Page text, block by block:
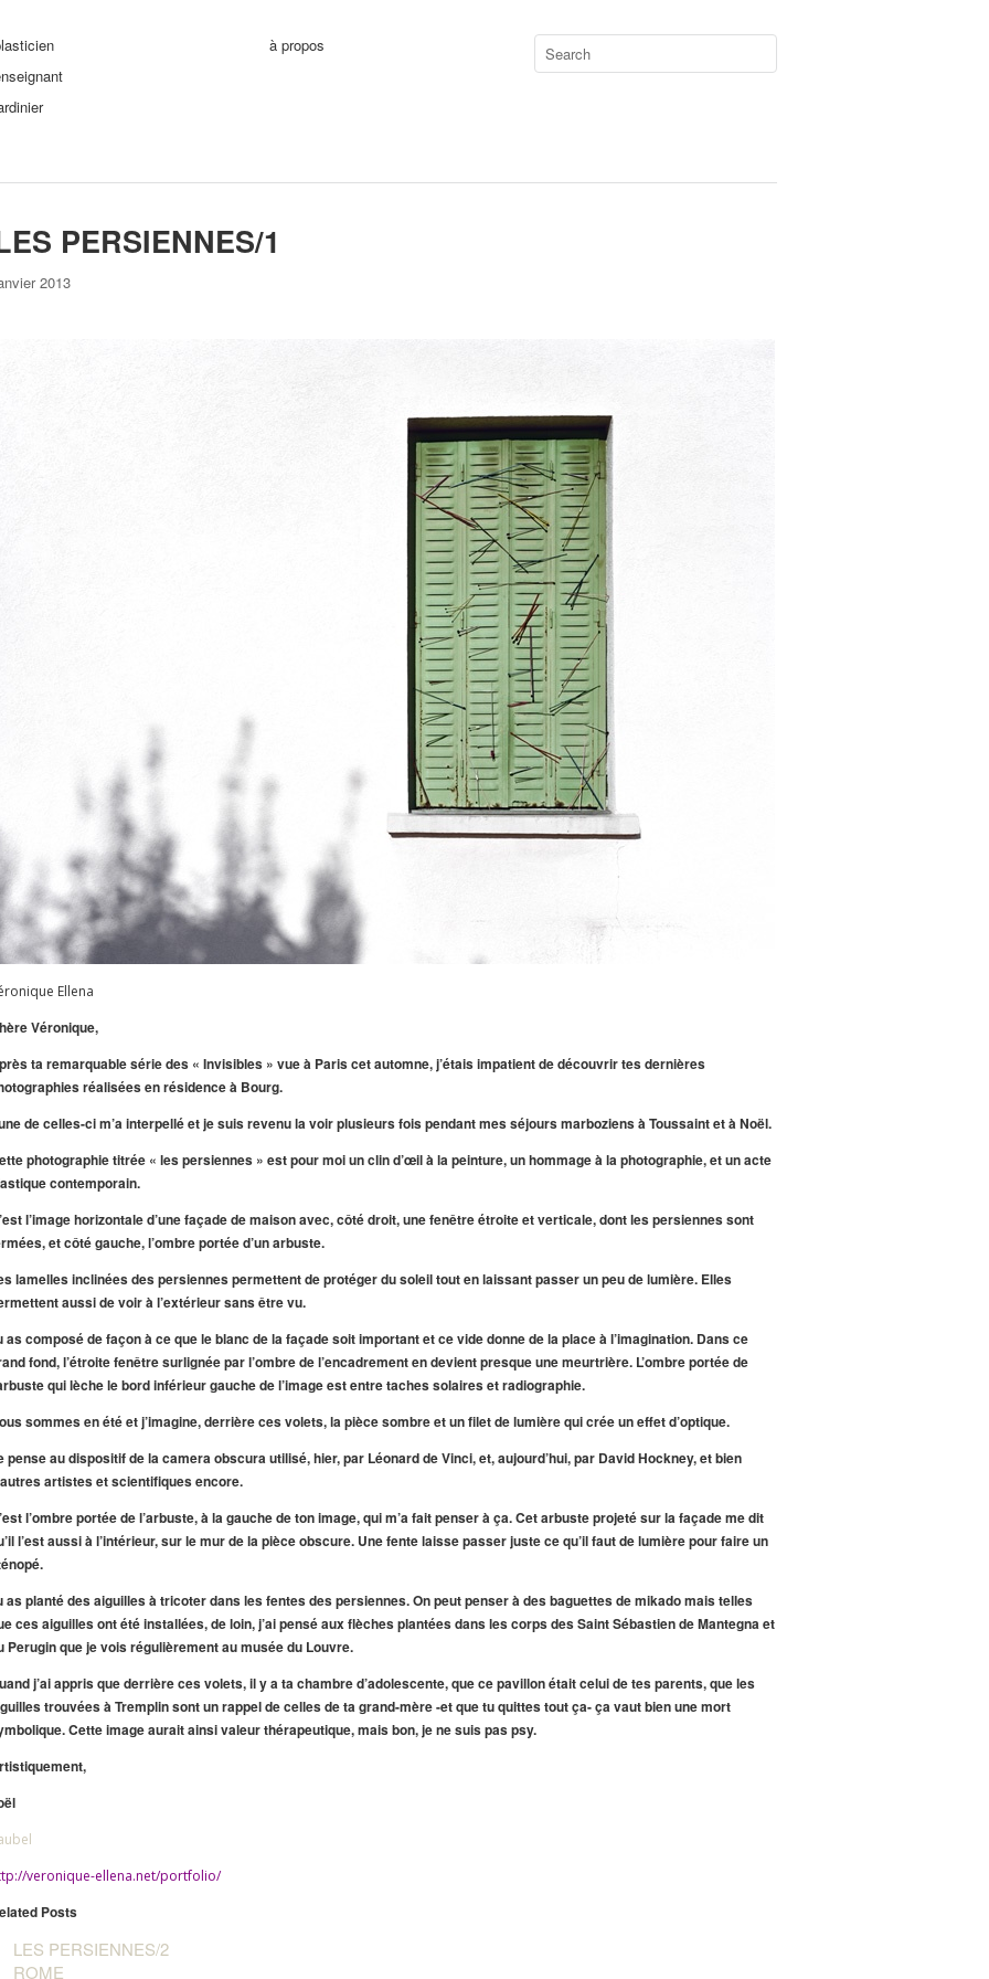
à propos
PERSIENNES/1
2013
Ellena
Véronique,
ta remarquable série des « Invisibles » vue à Paris cet automne, j’étais impatient de découvrir tes dernières
réalisées en résidence à Bourg.
de celles-ci m’a interpellé et je suis revenu la voir plusieurs fois pendant mes séjours marboziens à Toussaint et à Noël.
photographie titrée « les persiennes » est pour moi un clin d’œil à la peinture, un hommage à la photographie, et un acte
contemporain.
l’image horizontale d’une façade de maison avec, côté droit, une fenêtre étroite et verticale, dont les persiennes sont
et côté gauche, l’ombre portée d’un arbuste.
lamelles inclinées des persiennes permettent de protéger du soleil tout en laissant passer un peu de lumière. Elles
aussi de voir à l’extérieur sans être vu.
as composé de façon à ce que le blanc de la façade soit important et ce vide donne de la place à l’imagination. Dans ce
fond, l’étroite fenêtre surlignée par l’ombre de l’encadrement en devient presque une meurtrière. L’ombre portée de
qui lèche le bord inférieur gauche de l’image est entre taches solaires et radiographie.
sommes en été et j’imagine, derrière ces volets, la pièce sombre et un filet de lumière qui crée un effet d’optique.
pense au dispositif de la camera obscura utilisé, hier, par Léonard de Vinci, et, aujourd’hui, par David Hockney, et bien
artistes et scientifiques encore.
l’ombre portée de l’arbuste, à la gauche de ton image, qui m’a fait penser à ça. Cet arbuste projeté sur la façade me dit
l’est aussi à l’intérieur, sur le mur de la pièce obscure. Une fente laisse passer juste ce qu’il faut de lumière pour faire un
as planté des aiguilles à tricoter dans les fentes des persiennes. On peut penser à des baguettes de mikado mais telles
ces aiguilles ont été installées, de loin, j’ai pensé aux flèches plantées dans les corps des Saint Sébastien de Mantegna et
Perugin que je vois régulièrement au musée du Louvre.
j’ai appris que derrière ces volets, il y a ta chambre d’adolescente, que ce pavillon était celui de tes parents, que les
trouvées à Tremplin sont un rappel de celles de ta grand-mère -et que tu quittes tout ça- ça vaut bien une mort
Cette image aurait ainsi valeur thérapeutique, mais bon, je ne suis pas psy.
veronique-ellena.net/portfolio/
Posts
LES PERSIENNES/2
ROME